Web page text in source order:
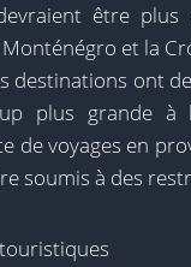
être
et la
destinations ont
plus grande
de voyages en
soumis à des